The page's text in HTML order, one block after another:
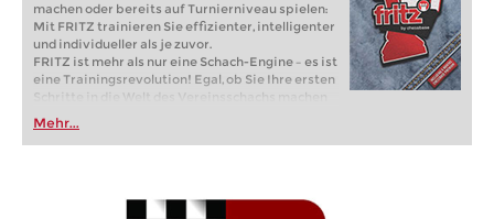
machen oder bereits auf Turnierniveau spielen:
Mit FRITZ trainieren Sie effizienter, intelligenter
und individueller als je zuvor.
FRITZ ist mehr als nur eine Schach-Engine – es ist
eine Trainingsrevolution! Egal, ob Sie Ihre ersten
Schritte in die Welt des Vereinsschachs machen
oder bereits auf Turnierniveau spielen: Mit
FRITZ trainieren Sie effizienter, intelligenter und
individueller als je zuvor.
Mehr...